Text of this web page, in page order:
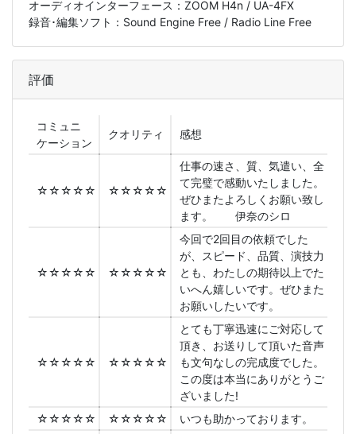
オーディオインターフェース：ZOOM H4n / UA-4FX
録音･編集ソフト：Sound Engine Free / Radio Line Free
評価
コミュニ
ケーション
クオリティ 感想
☆☆☆☆☆ ☆☆☆☆☆
仕事の速さ、質、気遣い、全
て完璧で感動いたしました。
ぜひまたよろしくお願い致し
ます。 伊奈のシロ
☆☆☆☆☆ ☆☆☆☆☆
今回で2回目の依頼でした
が、スピード、品質、演技力
とも、わたしの期待以上でた
いへん嬉しいです。ぜひまた
お願いしたいです。
☆☆☆☆☆ ☆☆☆☆☆
とても丁寧迅速にご対応して
頂き、お送りして頂いた音声
も文句なしの完成度でした。
この度は本当にありがとうご
ざいました!
☆☆☆☆☆
☆☆☆☆☆ いつも助かっております。